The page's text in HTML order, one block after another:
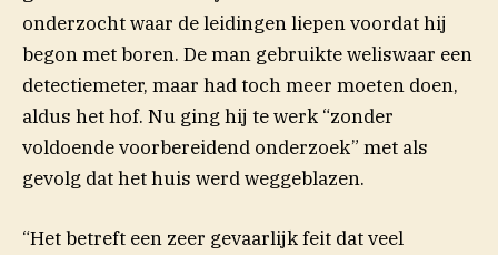
onderzocht waar de leidingen liepen voordat hij
begon met boren. De man gebruikte weliswaar een
detectiemeter, maar had toch meer moeten doen,
aldus het hof. Nu ging hij te werk “zonder
voldoende voorbereidend onderzoek” met als
gevolg dat het huis werd weggeblazen.
“Het betreft een zeer gevaarlijk feit dat veel